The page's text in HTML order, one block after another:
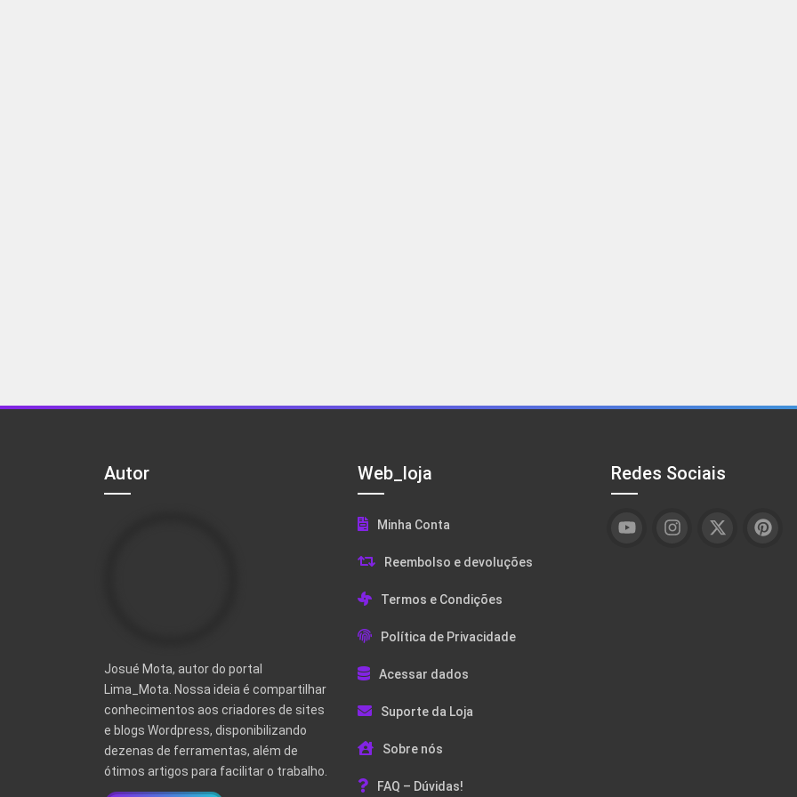
Autor
Josué Mota, autor do portal
Lima_Mota. Nossa ideia é compartilhar
conhecimentos aos criadores de sites
e blogs Wordpress, disponibilizando
dezenas de ferramentas, além de
ótimos artigos para facilitar o trabalho.
Web_loja
Minha Conta
Reembolso e devoluções
Termos e Condições
Política de Privacidade
Acessar dados
Suporte da Loja
Sobre nós
FAQ – Dúvidas!
Redes Sociais